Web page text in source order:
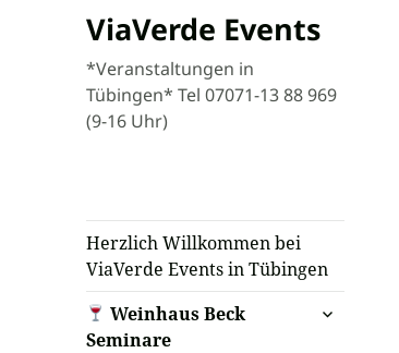
ViaVerde Events
*Veranstaltungen in
Tübingen* Tel 07071-13 88 969
(9-16 Uhr)
Herzlich Willkommen bei
ViaVerde Events in Tübingen
Weinhaus Beck
Seminare
untermenü